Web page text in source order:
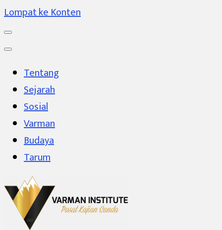
Lompat ke Konten
Tentang
Sejarah
Sosial
Varman
Budaya
Tarum